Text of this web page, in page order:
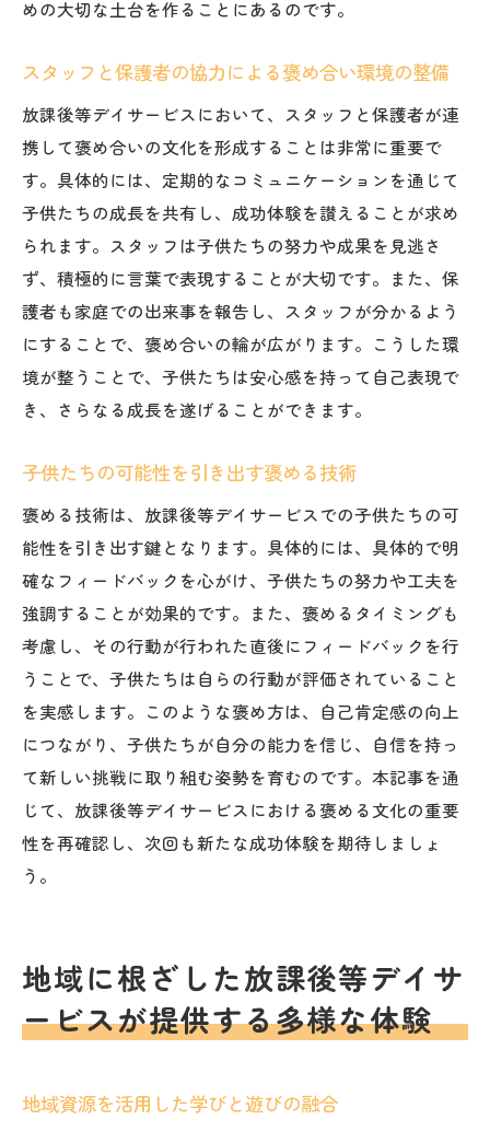
めの大切な土台を作ることにあるのです。
スタッフと保護者の協力による褒め合い環境の整備
放課後等デイサービスにおいて、スタッフと保護者が連
携して褒め合いの文化を形成することは非常に重要で
す。具体的には、定期的なコミュニケーションを通じて
子供たちの成長を共有し、成功体験を讃えることが求め
られます。スタッフは子供たちの努力や成果を見逃さ
ず、積極的に言葉で表現することが大切です。また、保
護者も家庭での出来事を報告し、スタッフが分かるよう
にすることで、褒め合いの輪が広がります。こうした環
境が整うことで、子供たちは安心感を持って自己表現で
き、さらなる成長を遂げることができます。
子供たちの可能性を引き出す褒める技術
褒める技術は、放課後等デイサービスでの子供たちの可
能性を引き出す鍵となります。具体的には、具体的で明
確なフィードバックを心がけ、子供たちの努力や工夫を
強調することが効果的です。また、褒めるタイミングも
考慮し、その行動が行われた直後にフィードバックを行
うことで、子供たちは自らの行動が評価されていること
を実感します。このような褒め方は、自己肯定感の向上
につながり、子供たちが自分の能力を信じ、自信を持っ
て新しい挑戦に取り組む姿勢を育むのです。本記事を通
じて、放課後等デイサービスにおける褒める文化の重要
性を再確認し、次回も新たな成功体験を期待しましょ
う。
地域に根ざした放課後等デイサ
ービスが提供する多様な体験
地域資源を活用した学びと遊びの融合